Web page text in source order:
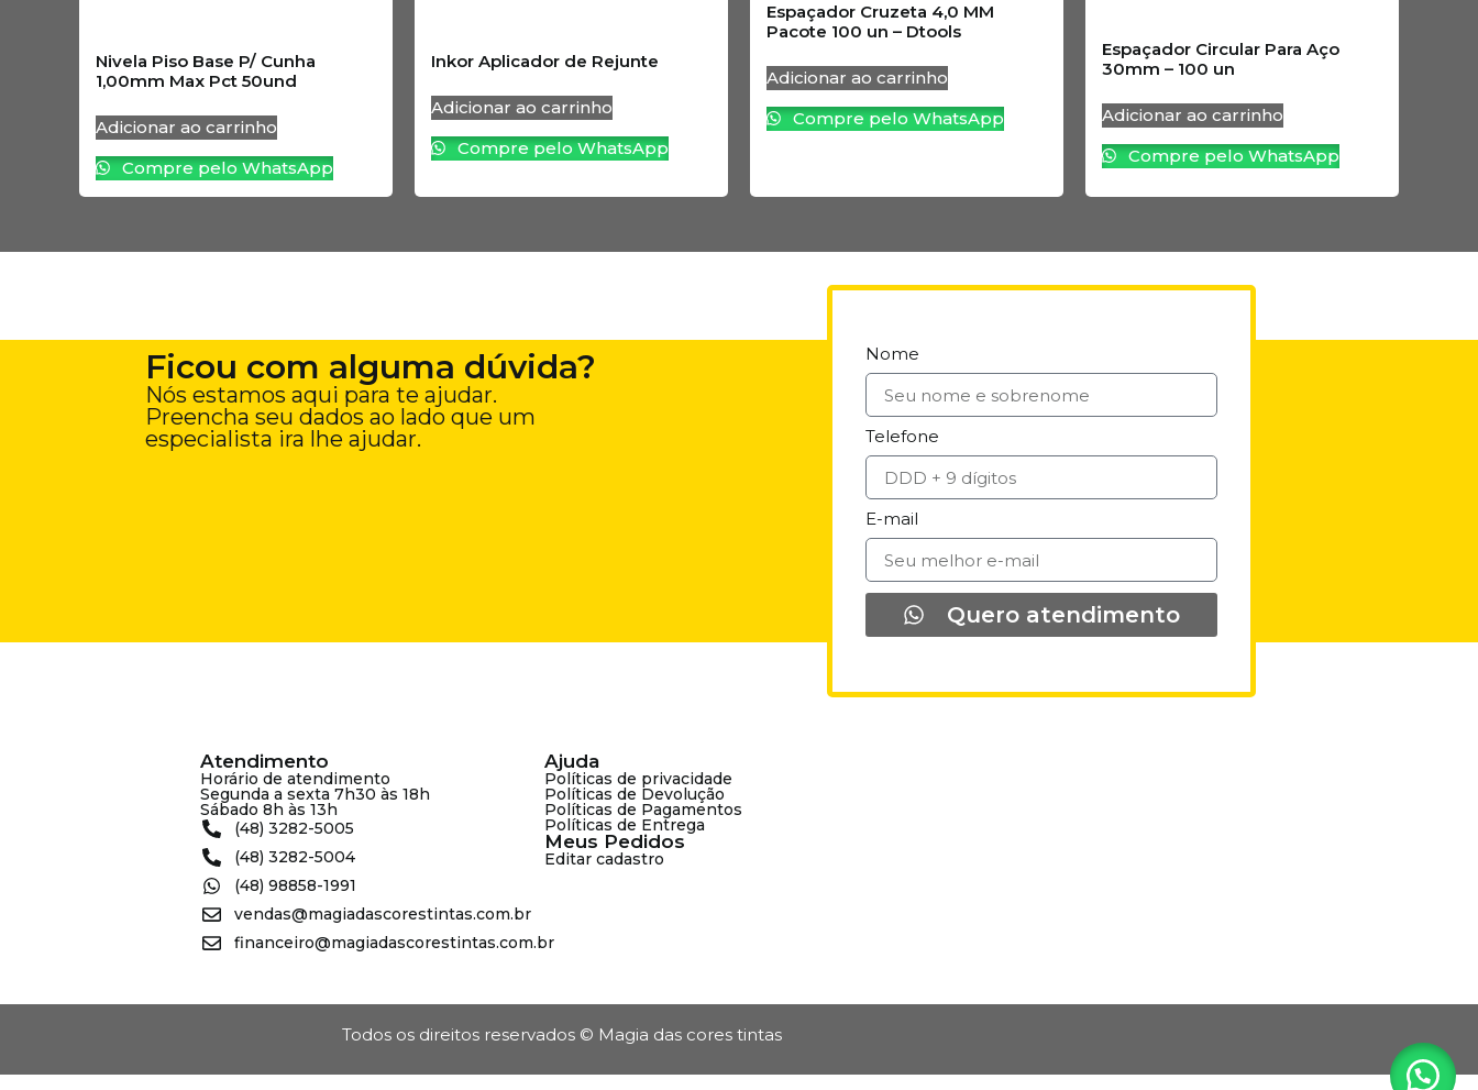
Nivela Piso Base P/ Cunha
1,00mm Max Pct 50und
Adicionar ao carrinho
Compre pelo WhatsApp
Inkor Aplicador de Rejunte
Adicionar ao carrinho
Compre pelo WhatsApp
Espaçador Cruzeta 4,0 MM
Pacote 100 un – Dtools
Adicionar ao carrinho
Compre pelo WhatsApp
Espaçador Circular Para Aço
30mm – 100 un
Adicionar ao carrinho
Compre pelo WhatsApp
Ficou com alguma dúvida?
Nós estamos aqui para te ajudar.
Preencha seu dados ao lado que um
especialista ira lhe ajudar.
Nome
Telefone
E-mail
Quero atendimento
Atendimento
Horário de atendimento
Segunda a sexta 7h30 às 18h
Sábado 8h às 13h
(48) 3282-5005
(48) 3282-5004
(48) 98858-1991
vendas@magiadascorestintas.com.br
financeiro@magiadascorestintas.com.br
Ajuda
Políticas de privacidade
Políticas de Devolução
Políticas de Pagamentos
Políticas de Entrega
Meus Pedidos
Editar cadastro
Todos os direitos reservados © Magia das cores tintas